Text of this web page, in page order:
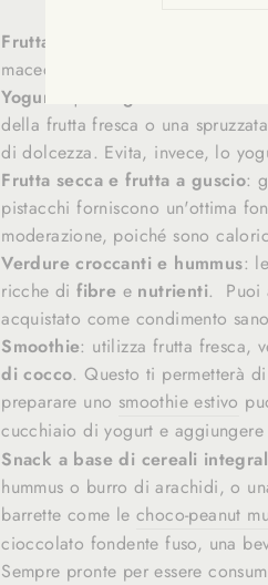
Frutta fresca:
ricca di vitamine,
macedonia di frutta mista ad
Yogurt
della frutta fresca o una
di dolcezza. Evita, invece, lo
Frutta secca e frutta a guscio:
pistacchi forniscono un'ottima
moderazione, poiché sono
Verdure croccanti e hummus:
ricche difibre e nutrienti. Puoi
acquistato come condimento
Smoothie: utilizza frutta fresca,
di cocco. Questo ti permetterà
preparare uno smoothie estivo
cucchiaio di yogurt e
Snack a base di cereali
hummus o burro di arachidi, o
barrette come le choco-peanut
cioccolato fondente fuso, una
Sempre pronte per essere